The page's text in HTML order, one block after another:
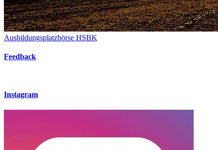
Ausbildungsplatzbörse HSBK
Feedback
Instagram